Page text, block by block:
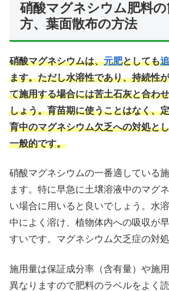
硝酸マグネシウム肥料
方、葉面散布の方法
硝酸マグネシウムは、元肥としても
ます。ただし水溶性であり、持続性
て施用する場合には苦土石灰と合わ
しょう。育苗期に使うことはなく、
育中のマグネシウム欠乏への対処と
一般的です。
硝酸マグネシウムの一番適している
ます。特に早急に土壌溶液中のマグ
い場合に用いると良いでしょう。水
中によく溶け、植物体内への吸収が
すいです。マグネシウム欠乏症の対処
施用量は保証成分率（含有量）や施
異なりますので肥料のラベルをよく読